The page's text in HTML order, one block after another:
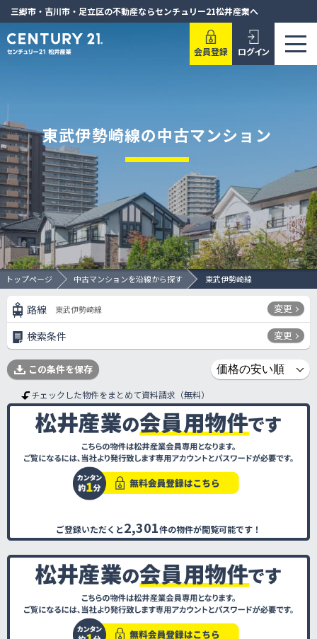
三郷市・吉川市・足立区の不動産ならセンチュリー21松井産業へ
会員登録 ログイン
トップページ 中古マンションを沿線から探す 東武伊勢崎線
東武伊勢崎線の中古マンション
路線 東武伊勢崎線 変更
検索条件 変更
この条件を保存
チェックした物件をまとめて資料請求（無料）
ご登録いただくと2,301件の物件が閲覧可能です！